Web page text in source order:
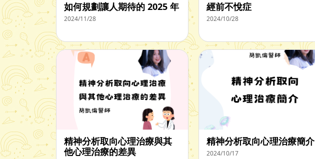
如何規劃讓人期待的 2025 年
2024/11/28
經前不悅症
2024/10/28
精神分析取向心理治療與其
他心理治療的差異
精神分析取向心理治療簡介
2024/10/17